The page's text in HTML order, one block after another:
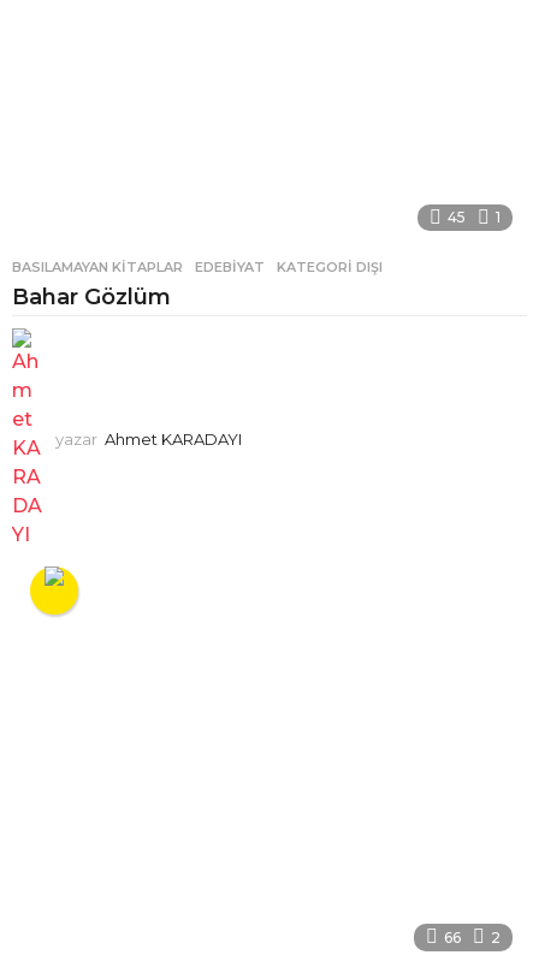
45 1
BASILAMAYAN KITAPLAR ,EDEBIYAT ,KATEGORI DIŞI
Bahar Gözlüm
yazar Ahmet KARADAYI
66 2